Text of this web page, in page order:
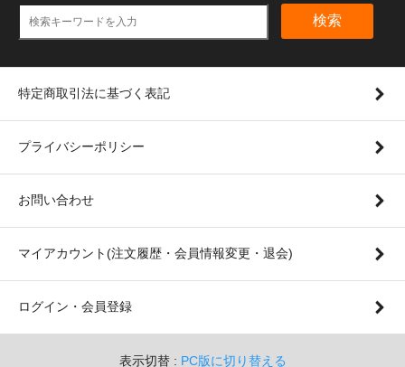
検索
特定商取引法に基づく表記
プライバシーポリシー
お問い合わせ
マイアカウント(注文履歴・会員情報変更・退会)
ログイン・会員登録
表示切替 : PC版に切り替える